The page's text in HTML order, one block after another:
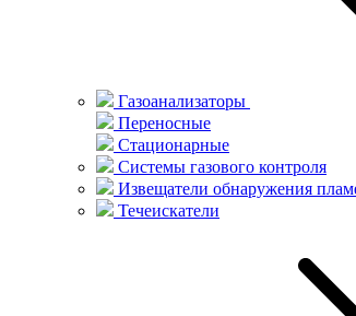
Газоанализаторы
Переносные
Стационарные
Системы газового контроля
Извещатели обнаружения
Течеискатели